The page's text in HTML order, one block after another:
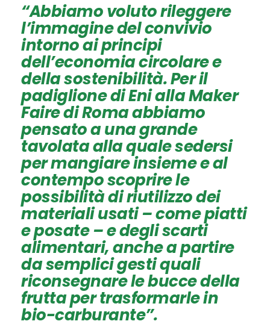
“Abbiamo voluto rileggere
l’immagine del convivio
intorno ai principi
dell’economia circolare e
della sostenibilità. Per il
padiglione di Eni alla Maker
Faire di Roma abbiamo
pensato a una grande
tavolata alla quale sedersi
per mangiare insieme e al
contempo scoprire le
possibilità di riutilizzo dei
materiali usati – come piatti
e posate – e degli scarti
alimentari, anche a partire
da semplici gesti quali
riconsegnare le bucce della
frutta per trasformarle in
bio-carburante”.